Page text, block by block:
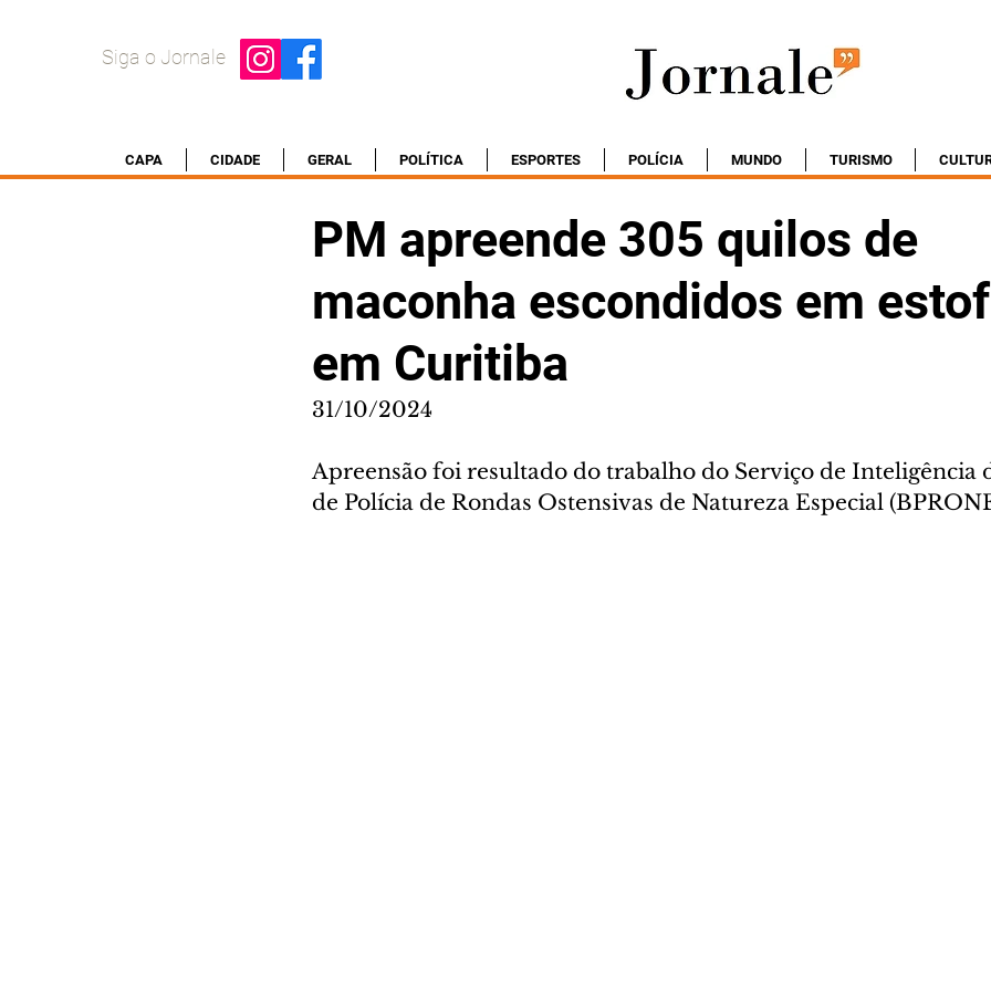
Siga o Jornale
CAPA CIDADE GERAL POLÍTICA ESPORTES POLÍCIA MUNDO TURISMO
PM apreende 305 quilos de
maconha escondidos em
em Curitiba
31/10/2024
Apreensão foi resultado do trabalho do Serviço de Inteligência
de Polícia de Rondas Ostensivas de Natureza Especial